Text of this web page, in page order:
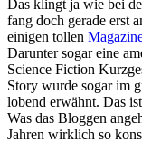
Das klingt ja wie bei
fang doch gerade erst
einigen tollen
Darunter sogar eine
Science Fiction
Story wurde sogar im
lobend erwähnt. Das
Was das Bloggen
Jahren wirklich so